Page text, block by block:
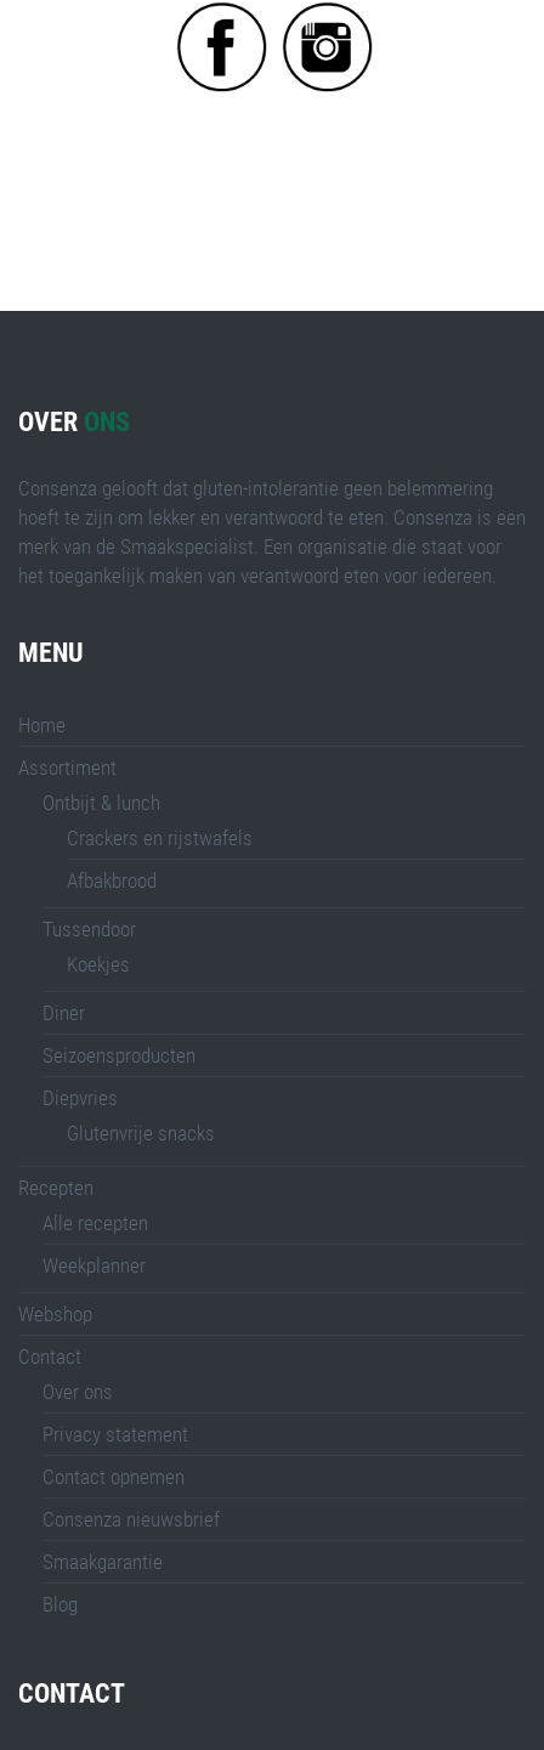
OVER ONS
Consenza gelooft dat gluten-intolerantie geen belemmering
hoeft te zijn om lekker en verantwoord te eten. Consenza is een
merk van de Smaakspecialist. Een organisatie die staat voor
het toegankelijk maken van verantwoord eten voor iedereen.
MENU
Home
Assortiment
Ontbijt & lunch
Crackers en rijstwafels
Afbakbrood
Tussendoor
Koekjes
Diner
Seizoensproducten
Diepvries
Glutenvrije snacks
Recepten
Alle recepten
Weekplanner
Webshop
Contact
Over ons
Privacy statement
Contact opnemen
Consenza nieuwsbrief
Smaakgarantie
Blog
CONTACT